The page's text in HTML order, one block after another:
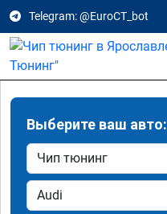
Telegram: @EuroCT_bot
Выберите ваш авто: